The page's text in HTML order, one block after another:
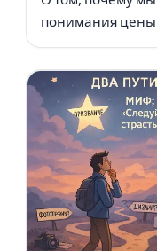
понимания цены